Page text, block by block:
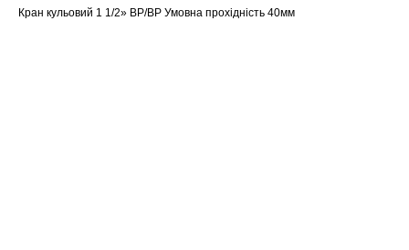
Кран кульовий 1 1/2» ВР/ВР Умовна прохідність 40мм